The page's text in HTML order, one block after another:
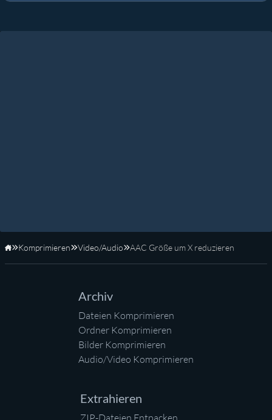
Startseite
Komprimieren Video/Audio AAC Größe um X reduzieren
Archiv
Dateien Komprimieren
Ordner Komprimieren
Bilder Komprimieren
Audio/Video Komprimieren
Extrahieren